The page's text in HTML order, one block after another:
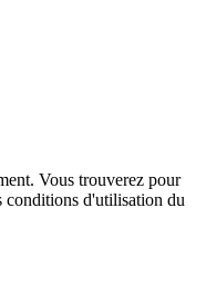
Vous trouverez pour
conditions d'utilisation du